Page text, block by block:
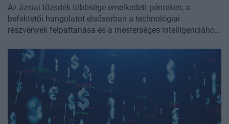
Az ázsiai tőzsdék többsége emelkedett pénteken, a
befektetői hangulatot elsősorban a technológiai
részvények felpattanása és a mesterséges intelligenciához
támogatta. A legerősebb mozgás Dél-Koreában volt, ahol a
korábbi zuhanás után nagyot raliztak a chipgyártók, de
Japánban is jelentős emelkedést hozott a félvezetőszektor,
miután a jegybank változatlanul hagyta a kamatokat.
Mérsékelten emelkedtek pénteken az európai és az
amerikai részvénypiacok is.